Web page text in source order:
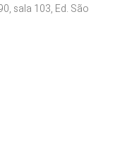
sala 103, Ed. São